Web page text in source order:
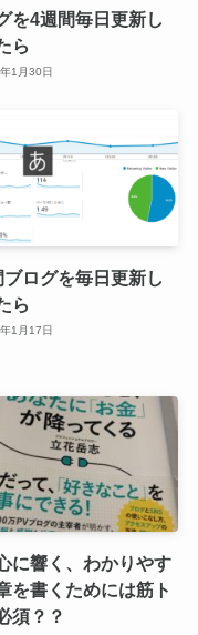
を4週間毎日更新し
ら
1月30日
ログを毎日更新し
ら
1月17日
に響く、わかりやす
を書くためには筋ト
須？？